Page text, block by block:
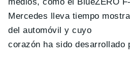
Mercedes lleva tiempo
del automóvil y cuyo
corazón ha sido desarrollado